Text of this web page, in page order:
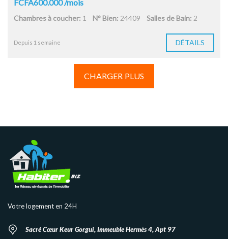
FCFA600.000 /mois
Chambres à coucher: 1 N° Bien: 24409 Salles de Bain: 2
Depuis 1 semaine DÉTAILS
CHARGER PLUS
Votre logement en 24H
Sacré Cœur Keur Gorgui, Immeuble Hermès 4, Apt 97